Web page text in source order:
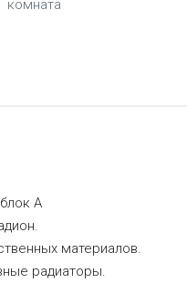
комната
А
материалов.
радиаторы.